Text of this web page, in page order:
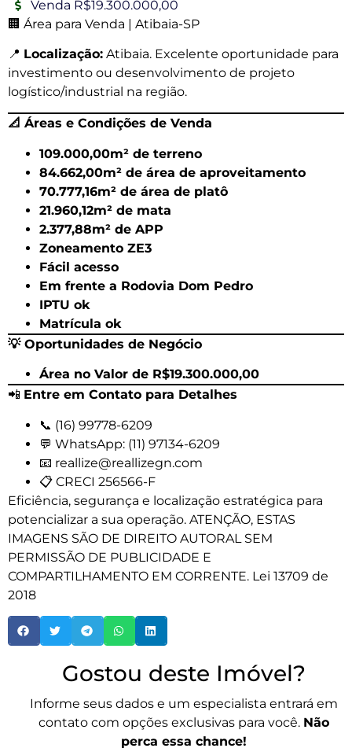
Venda R$19.300.000,00
🏢 Área para Venda | Atibaia-SP
📍 Localização: Atibaia. Excelente oportunidade para
investimento ou desenvolvimento de projeto
logístico/industrial na região.
📐 Áreas e Condições de Venda
109.000,00m² de terreno
84.662,00m² de área de aproveitamento
70.777,16m² de área de platô
21.960,12m² de mata
2.377,88m² de APP
Zoneamento ZE3
Fácil acesso
Em frente a Rodovia Dom Pedro
IPTU ok
Matrícula ok
💡Oportunidades de Negócio
Área no Valor de R$19.300.000,00
📲 Entre em Contato para Detalhes
📞 (16) 99778-6209
💬 WhatsApp: (11) 97134-6209
📧 reallize@reallizegn.com
📋 CRECI 256566-F
Eficiência, segurança e localização estratégica para
potencializar a sua operação. ATENÇÃO, ESTAS
IMAGENS SÃO DE DIREITO AUTORAL SEM
PERMISSÃO DE PUBLICIDADE E
COMPARTILHAMENTO EM CORRENTE. Lei 13709 de
2018
Gostou deste Imóvel?
Informe seus dados e um especialista entrará em
contato com opções exclusivas para você. Não
perca essa chance!